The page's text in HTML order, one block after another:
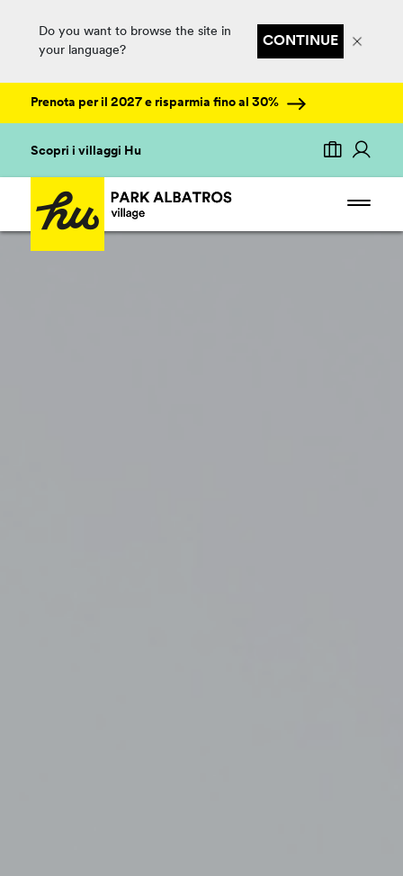
Do you want to browse the site in
your language?
CONTINUE
Prenota per il 2027 e risparmia fino al 30%
Scopri i villaggi Hu